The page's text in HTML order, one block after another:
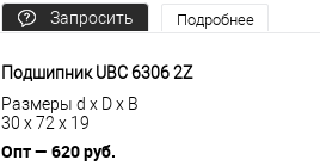
Запросить
Подробнее
Подшипник UBC 6306 2Z
Размеры d x D x B
30 x 72 x 19
Опт — 620 руб.